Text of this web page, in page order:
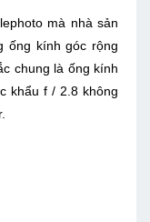
mà nhà sản
ống kính góc rộng
chung là ống kính
khẩu f / 2.8 không